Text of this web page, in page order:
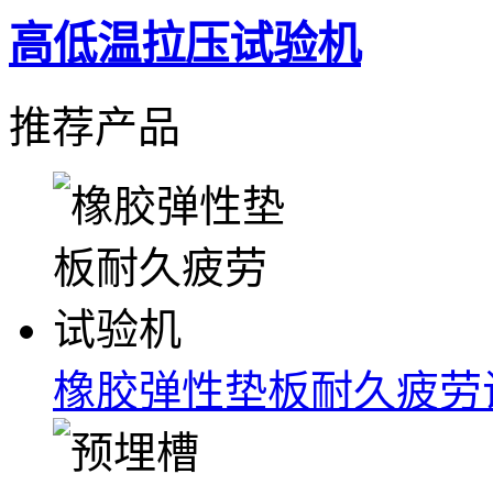
高低温拉压试验机
推荐产品
橡胶弹性垫板耐久疲